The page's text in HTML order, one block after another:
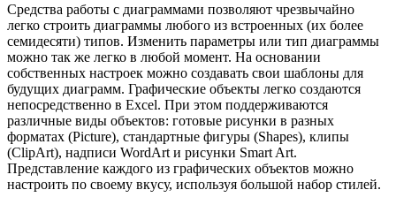
Средства работы с диаграммами позволяют чрезвычайно
легко строить диаграммы любого из встроенных (их более
семидесяти) типов. Изменить параметры или тип диаграммы
можно так же легко в любой момент. На основании
собственных настроек можно создавать свои шаблоны для
будущих диаграмм. Графические объекты легко создаются
непосредственно в Excel. При этом поддерживаются
различные виды объектов: готовые рисунки в разных
форматах (Picture), стандартные фигуры (Shapes), клипы
(ClipArt), надписи WordArt и рисунки Smart Art.
Представление каждого из графических объектов можно
настроить по своему вкусу, используя большой набор стилей.